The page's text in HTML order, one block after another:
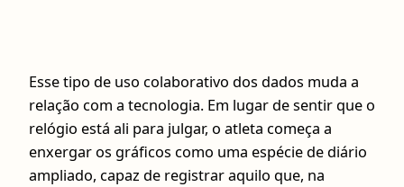
Esse tipo de uso colaborativo dos dados muda a
relação com a tecnologia. Em lugar de sentir que o
relógio está ali para julgar, o atleta começa a
enxergar os gráficos como uma espécie de diário
ampliado, capaz de registrar aquilo que, na